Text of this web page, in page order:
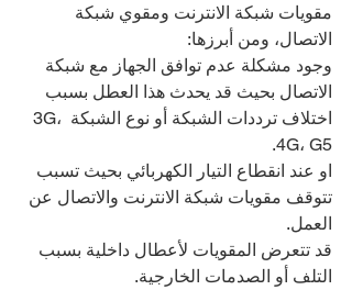
مقويات شبكة الانترنت ومقوي شبكة
الاتصال، ومن أبرزها:
وجود مشكلة عدم توافق الجهاز مع شبكة
الاتصال بحيث قد يحدث هذا العطل بسبب
اختلاف ترددات الشبكة أو نوع الشبكة 3G،
4G، G5.
او عند انقطاع التيار الكهربائي بحيث تسبب
تتوقف مقويات شبكة الانترنت والاتصال عن
العمل.
قد تتعرض المقويات لأعطال داخلية بسبب
التلف أو الصدمات الخارجية.